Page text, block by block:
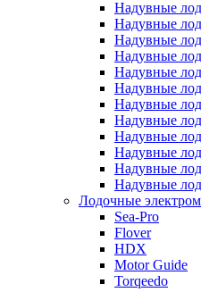
Надувные
Надувные
Надувные
Надувные
Надувные
Надувные
Надувные
Надувные
Надувные
Надувные
Надувные
Надувные
Лодочные
Sea-Pro
Flover
HDX
Motor Guide
Torqeedo